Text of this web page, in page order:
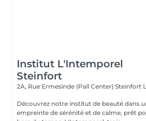
Institut L'Intemporel
Steinfort
2A, Rue Ermesinde (Pall Center) Steinfort
Découvrez notre institut de beauté dans
empreinte de sérénité et de calme, prêt